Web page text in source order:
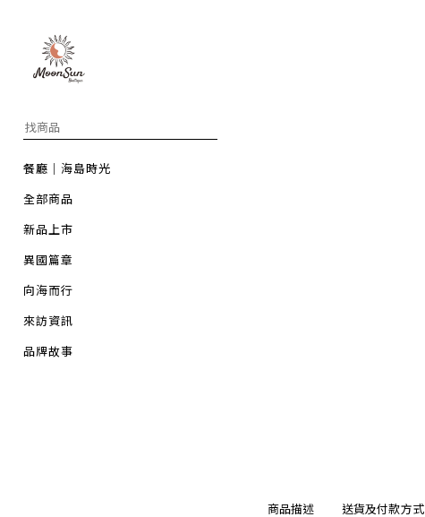
餐廳｜海島時光
全部商品
新品上市
異國篇章
向海而行
來訪資訊
品牌故事
商品描述 送貨及付款方式